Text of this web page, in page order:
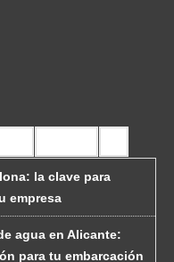
la clave para
empresa
agua en Alicante:
para tu embarcación